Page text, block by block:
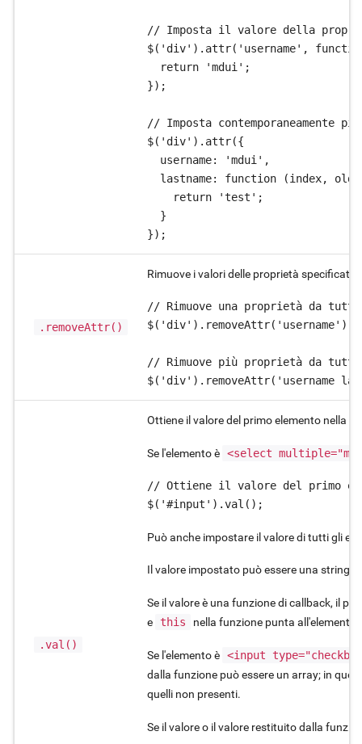
// Imposta il valore della
$('div').attr('username',
  return 'mdui';
});
// Imposta
$('div').attr({
  username: 'mdui',
lastname: function (index,
    return 'test';
  }
});
.removeAttr()
Rimuove i valori delle proprietà specificati
// Rimuove una proprietà da
$('div').removeAttr('username');
// Rimuove più proprietà da
.val()
Ottiene il valore del primo elemento nella
Se l'elemento è <select
// Ottiene il valore del primo
$('#input').val();
Può anche impostare il valore di tutti gli
Il valore impostato può essere una
Se il valore è una funzione di callback, il
e this nella funzione punta all'elemento
Se l'elemento è <input
dalla funzione può essere un array; in
quelli non presenti.
Se il valore o il valore restituito dalla